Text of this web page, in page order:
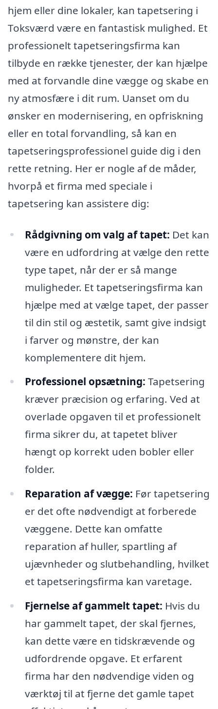
hjem eller dine lokaler, kan tapetsering i
Toksværd være en fantastisk mulighed. Et
professionelt tapetseringsfirma kan
tilbyde en række tjenester, der kan hjælpe
med at forvandle dine vægge og skabe en
ny atmosfære i dit rum. Uanset om du
ønsker en modernisering, en opfriskning
eller en total forvandling, så kan en
tapetseringsprofessionel guide dig i den
rette retning. Her er nogle af de måder,
hvorpå et firma med speciale i
tapetsering kan assistere dig:
Rådgivning om valg af tapet: Det kan
være en udfordring at vælge den rette
type tapet, når der er så mange
muligheder. Et tapetseringsfirma kan
hjælpe med at vælge tapet, der passer
til din stil og æstetik, samt give indsigt
i farver og mønstre, der kan
komplementere dit hjem.
Professionel opsætning: Tapetsering
kræver præcision og erfaring. Ved at
overlade opgaven til et professionelt
firma sikrer du, at tapetet bliver
hængt op korrekt uden bobler eller
folder.
Reparation af vægge: Før tapetsering
er det ofte nødvendigt at forberede
væggene. Dette kan omfatte
reparation af huller, spartling af
ujævnheder og slutbehandling, hvilket
et tapetseringsfirma kan varetage.
Fjernelse af gammelt tapet: Hvis du
har gammelt tapet, der skal fjernes,
kan dette være en tidskrævende og
udfordrende opgave. Et erfarent
firma har den nødvendige viden og
værktøj til at fjerne det gamle tapet